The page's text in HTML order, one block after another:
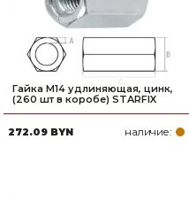
Гайка М14 удлиняющая, цинк,
(260 шт в коробе) STARFIX
272.09 BYN наличие: